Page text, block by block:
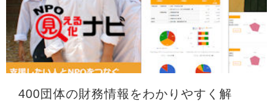
400団体の財務情報をわかりやすく解